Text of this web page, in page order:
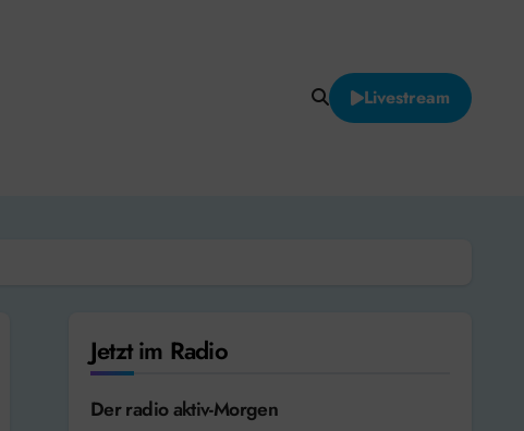
Livestream
Jetzt im Radio
Der radio aktiv-Morgen